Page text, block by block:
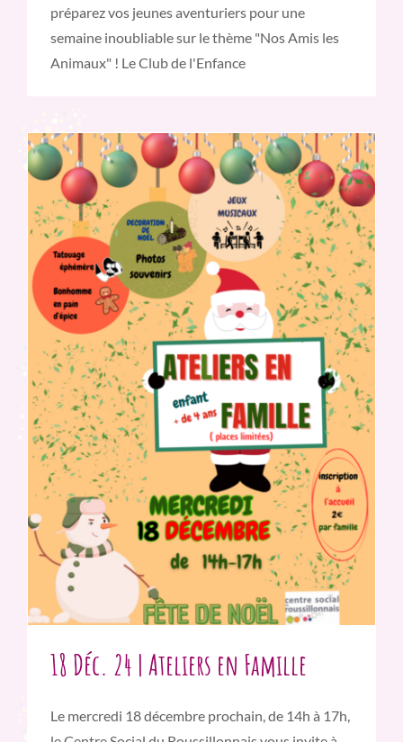
préparez vos jeunes aventuriers pour une
semaine inoubliable sur le thème "Nos Amis les
Animaux" ! Le Club de l'Enfance
18 Déc. 24 | Ateliers en Famille
Le mercredi 18 décembre prochain, de 14h à 17h,